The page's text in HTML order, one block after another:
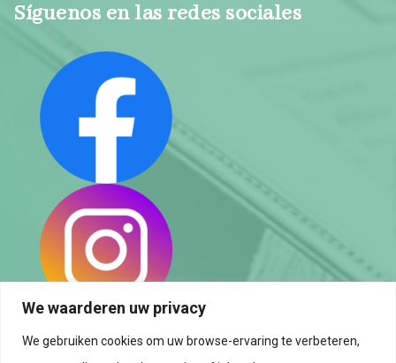
We waarderen uw privacy
We gebruiken cookies om uw browse-ervaring te verbeteren,
Síguenos en las redes sociales
Política de privacidad